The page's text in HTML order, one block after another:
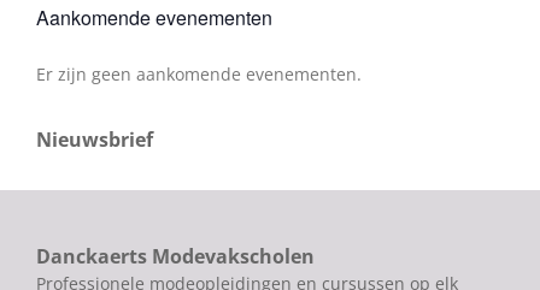
Aankomende evenementen
Bericht
Er zijn geen aankomende evenementen.
Nieuwsbrief
Danckaerts Modevakscholen
Professionele modeopleidingen en cursussen op elk